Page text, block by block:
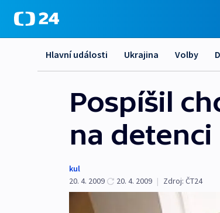
Hlavní události Ukrajina Volby
Pospíšil
na detenci
kul
20. 4. 2009
20. 4. 2009 | Zdroj: ČT24